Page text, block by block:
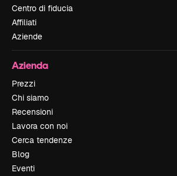
Centro di fiducia
Affiliati
Aziende
Azienda
Prezzi
Chi siamo
Recensioni
Lavora con noi
Cerca tendenze
Blog
Eventi